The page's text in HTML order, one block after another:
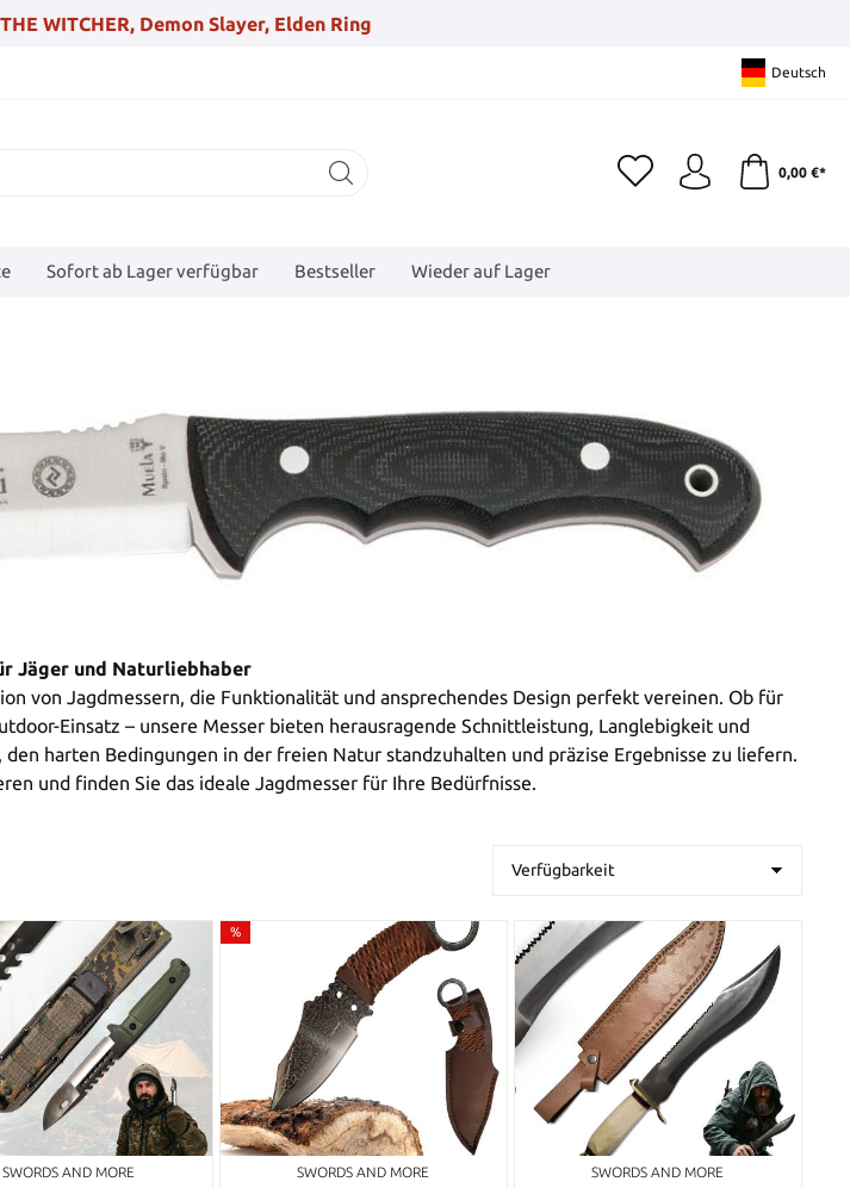
WITCHER, Demon Slayer, Elden Ring
Deutsch
0,00 €*
Sofort ab Lager verfügbar Bestseller Wieder auf Lager
Jäger und Naturliebhaber
von Jagdmessern, die Funktionalität und ansprechendes Design perfekt vereinen. Ob für
Einsatz – unsere Messer bieten herausragende Schnittleistung, Langlebigkeit und
harten Bedingungen in der freien Natur standzuhalten und präzise Ergebnisse zu liefern.
und finden Sie das ideale Jagdmesser für Ihre Bedürfnisse.
SWORDS AND MORE
%
SWORDS AND MORE SWORDS AND MORE